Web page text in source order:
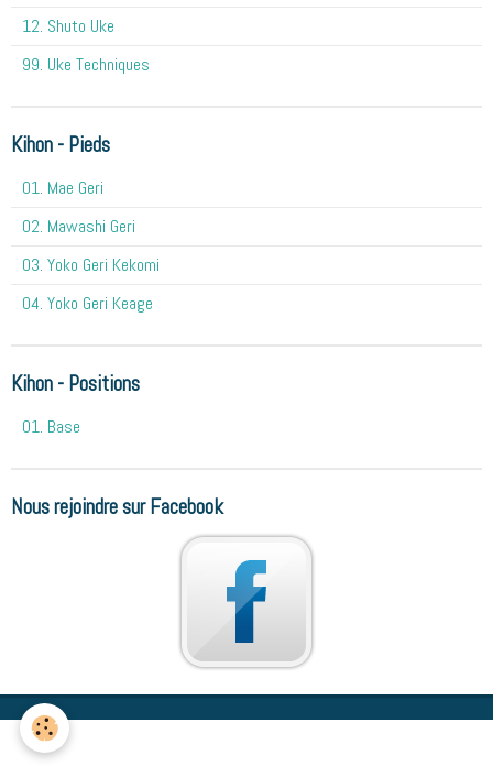
12. Shuto Uke
99. Uke Techniques
Kihon - Pieds
01. Mae Geri
02. Mawashi Geri
03. Yoko Geri Kekomi
04. Yoko Geri Keage
Kihon - Positions
01. Base
Nous rejoindre sur Facebook